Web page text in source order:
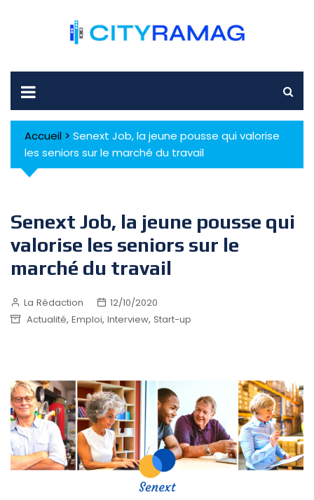
Accueil > Senext Job, la jeune pousse qui valorise
les seniors sur le marché du travail
Senext Job, la jeune pousse qui
valorise les seniors sur le
marché du travail
La Rédaction
12/10/2020
Actualité, Emploi, Interview, Start-up